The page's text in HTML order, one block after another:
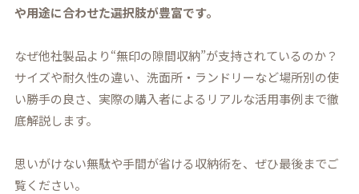
や用途に合わせた選択肢が豊富です。
なぜ他社製品より“無印の隙間収納”が支持されているのか？
サイズや耐久性の違い、洗面所・ランドリーなど場所別の使
い勝手の良さ、実際の購入者によるリアルな活用事例まで徹
底解説します。
思いがけない無駄や手間が省ける収納術を、ぜひ最後までご
覧ください。